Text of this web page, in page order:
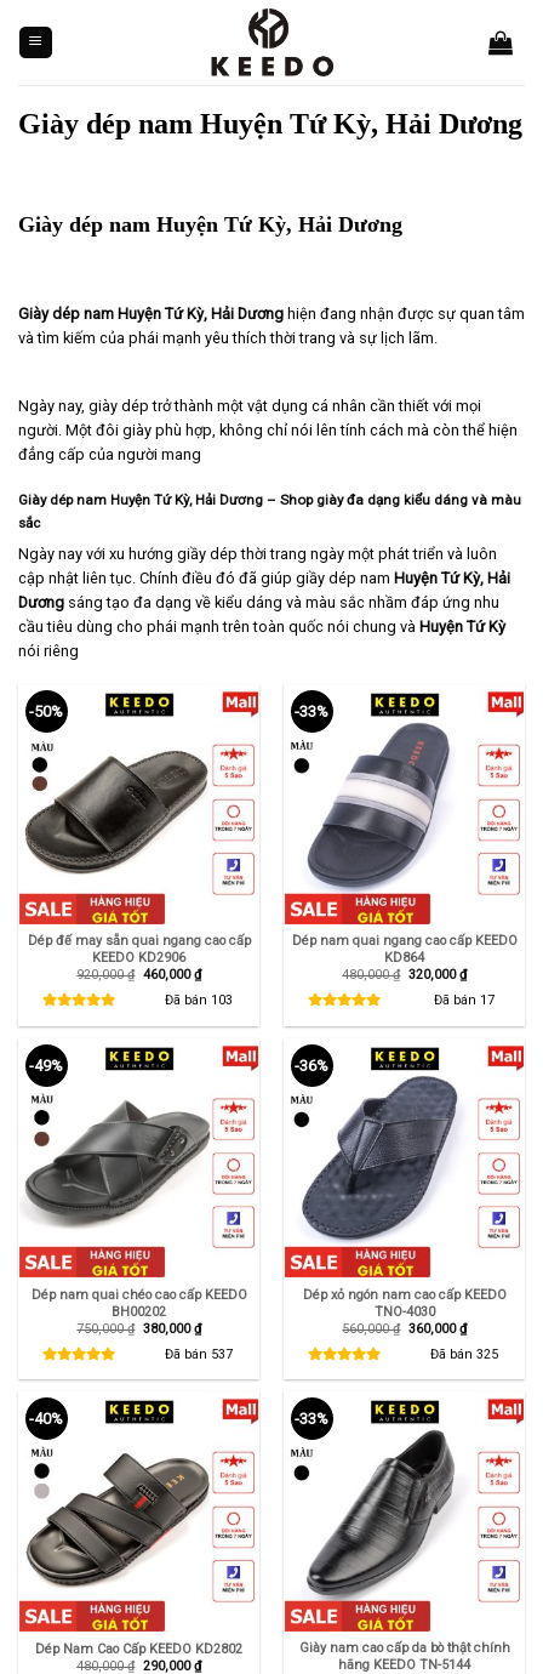
content
Giày dép nam Huyện Tứ Kỳ, Hải Dương
Giày dép nam Huyện Tứ Kỳ, Hải Dương
Giày dép nam Huyện Tứ Kỳ, Hải Dương hiện đang nhận được sự quan tâm
và tìm kiếm của phái mạnh yêu thích thời trang và sự lịch lãm.
Ngày nay, giày dép trở thành một vật dụng cá nhân cần thiết với mọi
người. Một đôi giày phù hợp, không chỉ nói lên tính cách mà còn thể hiện
đẳng cấp của người mang
Giày dép nam Huyện Tứ Kỳ, Hải Dương – Shop giày đa dạng kiểu dáng và màu
sắc
Ngày nay với xu hướng giầy dép thời trang ngày một phát triển và luôn
cập nhật liên tục. Chính điều đó đã giúp giầy dép nam Huyện Tứ Kỳ, Hải
Dương sáng tạo đa dạng về kiểu dáng và màu sắc nhầm đáp ứng nhu
cầu tiêu dùng cho phái mạnh trên toàn quốc nói chung và Huyện Tứ Kỳ
nói riêng
-50%
Dép đế may sẵn quai ngang cao cấp
KEEDO KD2906
920,000₫ Giá
460,000₫Giá
hiện
tại
Đã bán 103
-33%
Dép nam quai ngang cao cấp KEEDO
KD864
480,000₫ Giá
320,000₫Giá
hiện
tại
Đã bán 17
-49%
Dép nam quai chéo cao cấp KEEDO
BH00202
750,000₫ Giá
750,000 ₫.
380,000₫Giá
hiện
tại
là:
380,000 ₫.
Đã bán 537
-36%
Dép xỏ ngón nam cao cấp KEEDO
TNO-4030
560,000₫ Giá
560,000 ₫.
360,000₫Giá
hiện
tại
là:
360,000 ₫.
Đã bán 325
-40%
Dép Nam Cao Cấp KEEDO KD2802
480,000₫ Giá
290,000₫Giá
-33%
Giày nam cao cấp da bò thật chính
hãng KEEDO TN-5144